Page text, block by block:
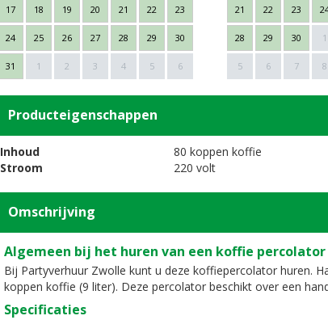
17 18 19 20 21 22 23
24 25 26 27 28 29 30
31 1 2 3 4 5 6
21 22 23
28 29 30 1
5 6 7 8
Producteigenschappen
Inhoud
80 koppen koffie
Stroom
220 volt
Omschrijving
Algemeen bij het huren van een koffie percolator
Bij Partyverhuur Zwolle kunt u deze koffiepercolator huren.
koppen koffie (9 liter). Deze percolator beschikt over een
Specificaties